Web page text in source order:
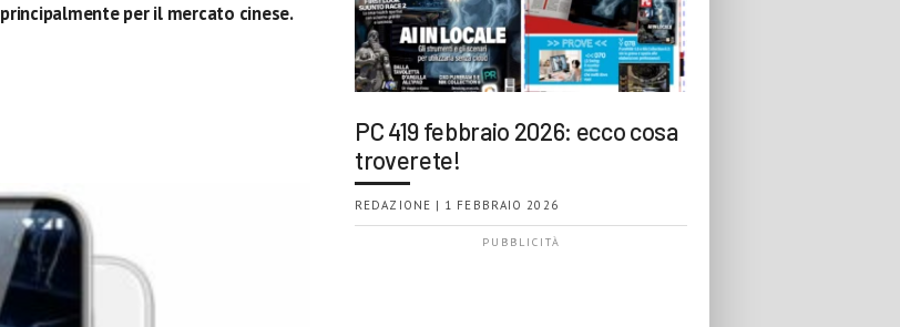
principalmente per il mercato cinese.
PC 419 febbraio 2026: ecco cosa
troverete!
REDAZIONE | 1 FEBBRAIO 2026